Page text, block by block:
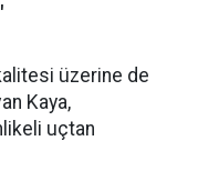
üzerine de
Kaya,
uçtan